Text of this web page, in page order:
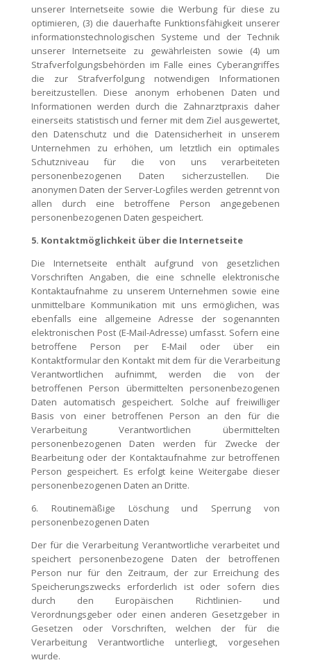
unserer Internetseite sowie die Werbung für diese zu
optimieren, (3) die dauerhafte Funktionsfähigkeit unserer
informationstechnologischen Systeme und der Technik
unserer Internetseite zu gewährleisten sowie (4) um
Strafverfolgungsbehörden im Falle eines Cyberangriffes
die zur Strafverfolgung notwendigen Informationen
bereitzustellen. Diese anonym erhobenen Daten und
Informationen werden durch die Zahnarztpraxis daher
einerseits statistisch und ferner mit dem Ziel ausgewertet,
den Datenschutz und die Datensicherheit in unserem
Unternehmen zu erhöhen, um letztlich ein optimales
Schutzniveau für die von uns verarbeiteten
personenbezogenen Daten sicherzustellen. Die
anonymen Daten der Server-Logfiles werden getrennt von
allen durch eine betroffene Person angegebenen
personenbezogenen Daten gespeichert.
5. Kontaktmöglichkeit über die Internetseite
Die Internetseite enthält aufgrund von gesetzlichen
Vorschriften Angaben, die eine schnelle elektronische
Kontaktaufnahme zu unserem Unternehmen sowie eine
unmittelbare Kommunikation mit uns ermöglichen, was
ebenfalls eine allgemeine Adresse der sogenannten
elektronischen Post (E-Mail-Adresse) umfasst. Sofern eine
betroffene Person per E-Mail oder über ein
Kontaktformular den Kontakt mit dem für die Verarbeitung
Verantwortlichen aufnimmt, werden die von der
betroffenen Person übermittelten personenbezogenen
Daten automatisch gespeichert. Solche auf freiwilliger
Basis von einer betroffenen Person an den für die
Verarbeitung Verantwortlichen übermittelten
personenbezogenen Daten werden für Zwecke der
Bearbeitung oder der Kontaktaufnahme zur betroffenen
Person gespeichert. Es erfolgt keine Weitergabe dieser
personenbezogenen Daten an Dritte.
6. Routinemäßige Löschung und Sperrung von
personenbezogenen Daten
Der für die Verarbeitung Verantwortliche verarbeitet und
speichert personenbezogene Daten der betroffenen
Person nur für den Zeitraum, der zur Erreichung des
Speicherungszwecks erforderlich ist oder sofern dies
durch den Europäischen Richtlinien- und
Verordnungsgeber oder einen anderen Gesetzgeber in
Gesetzen oder Vorschriften, welchen der für die
Verarbeitung Verantwortliche unterliegt, vorgesehen
wurde.